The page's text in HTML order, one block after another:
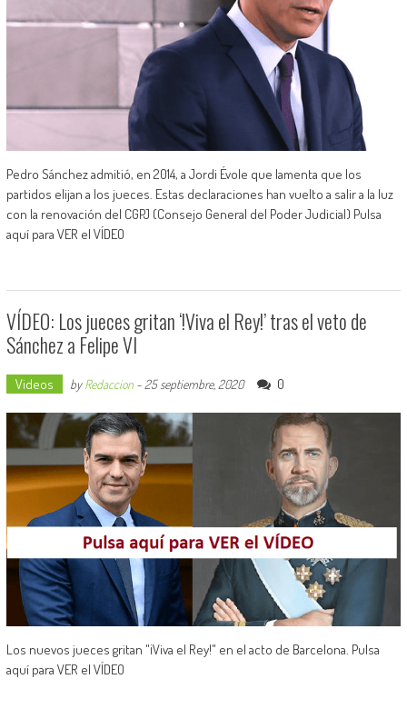
Pedro Sánchez admitió, en 2014, a Jordi Évole que lamenta que los
partidos elijan a los jueces. Estas declaraciones han vuelto a salir a la luz
con la renovación del CGPJ (Consejo General del Poder Judicial) Pulsa
aquí para VER el VÍDEO
VÍDEO: Los jueces gritan ‘!Viva el Rey!’ tras el veto de
Sánchez a Felipe VI
Videos byRedaccion- 25 septiembre, 2020 0
Los nuevos jueces gritan "¡Viva el Rey!" en el acto de Barcelona. Pulsa
aquí para VER el VÍDEO